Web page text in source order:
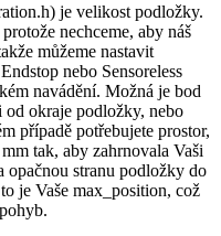
je velikost podložky.
nechceme, aby náš
můžeme nastavit
nebo Sensoreless
navádění. Možná je bod
okraje podložky, nebo
případě potřebujete prostor,
tak, aby zahrnovala Vaši
opačnou stranu podložky do
je Vaše max_position, což